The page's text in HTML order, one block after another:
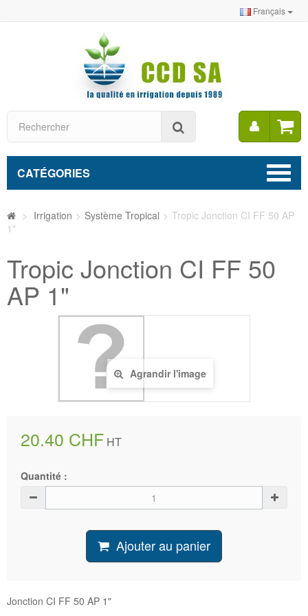
Français
Mon
CATÉGORIES
> Irrigation > Système Tropical > Tropic Jonction CI FF 50 AP
1"
Tropic Jonction CI FF 50
AP 1"
Agrandir l'image
20.40 CHF HT
Quantité :
Ajouter au panier
Jonction CI FF 50 AP 1"